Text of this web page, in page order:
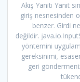
Akış Yanıtı Yanıt
giriş nesnesinden
benzer. Girdi
değildir.
yöntemini
gereksinimi,
geri